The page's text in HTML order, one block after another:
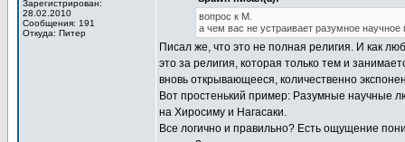
Зарегистрирован:
28.02.2010
Сообщения: 191
Откуда: Питер
вопрос к М.
а чем вас не устраивает разумное научное
Писал же, что это не полная религия. И как
это за религия, которая только тем и
вновь открывающееся, количественно
Вот простенький пример: Разумные научные
на Хиросиму и Нагасаки.
Все логично и правильно? Есть ощущение